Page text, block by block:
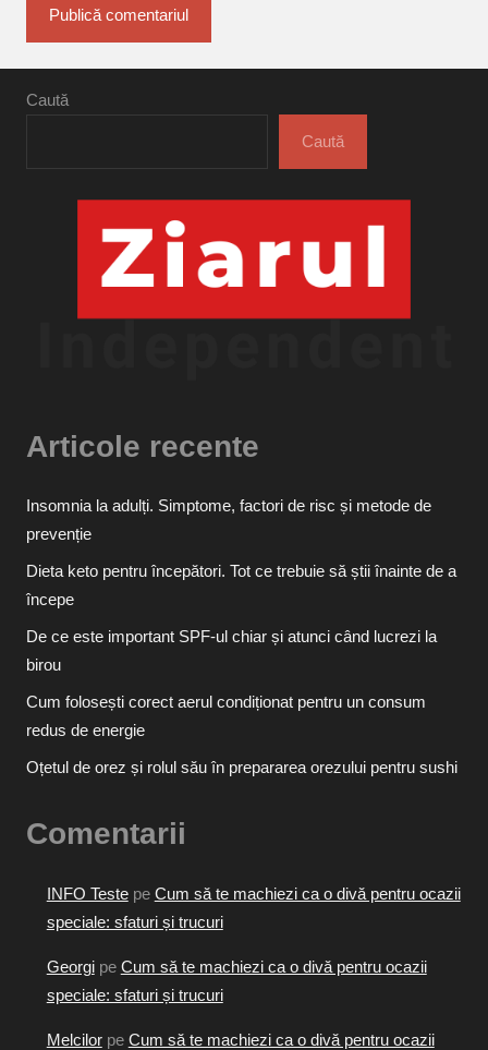
Caută
Caută
Articole recente
Insomnia la adulți. Simptome, factori de risc și metode de
prevenție
Dieta keto pentru începători. Tot ce trebuie să știi înainte de a
începe
De ce este important SPF-ul chiar și atunci când lucrezi la
birou
Cum folosești corect aerul condiționat pentru un consum
redus de energie
Oțetul de orez și rolul său în prepararea orezului pentru sushi
Comentarii
INFO Testepe Cum să te machiezi ca o divă pentru ocazii
speciale: sfaturi și trucuri
Georgipe Cum să te machiezi ca o divă pentru ocazii
speciale: sfaturi și trucuri
Melcilorpe Cum să te machiezi ca o divă pentru ocazii